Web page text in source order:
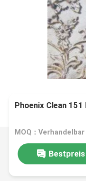
Phoenix Clean
MOQ：Verhandelbar
Bestpreis